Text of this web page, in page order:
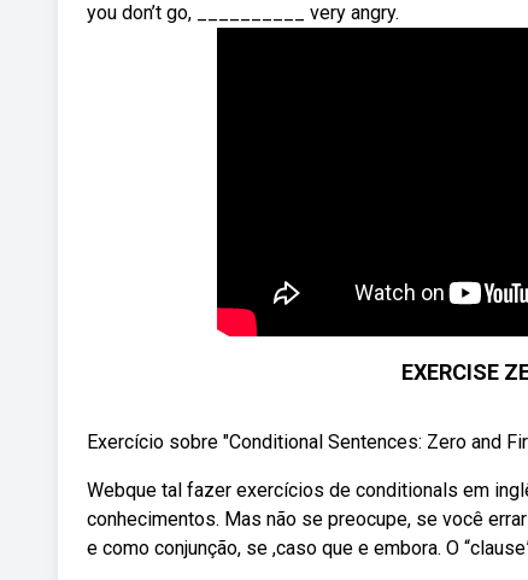
you don’t go, __________ very angry.
EXERCISE
Exercício sobre "Conditional Sentences: Zero and
Webque tal fazer exercícios de conditionals em
conhecimentos. Mas não se preocupe, se você
e como conjunção, se ,caso que e embora. O